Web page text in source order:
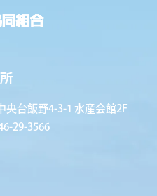
台飯野4-3-1 水産会館2F
29-3566